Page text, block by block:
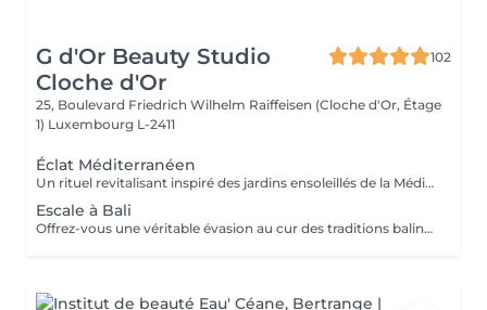
G d'Or Beauty Studio
Cloche d'Or
102
25, Boulevard Friedrich Wilhelm Raiffeisen (Cloche d'Or, Étage
1) Luxembourg L-2411
Éclat Méditerranéen
Un rituel revitalisant inspiré des jardins ensoleillés de la Méditerranée. L'exfoliation au sucre élimine les cellules mortes et révèle une peau douce et lumineuse, tandis qu'un massage relaxant aux notes d'orange douce, de mandarine et de fleur d'oranger procure une profonde sensation de bien-être. Une véritable parenthèse de fraîcheur qui réveille le corps et les sens.
Escale à Bali
Offrez-vous une véritable évasion au cur des traditions balinaises. Ce rituel associe une exfoliation douce à un massage relaxant aux senteurs de coco, de fleur de tiaré et de vanille. La peau est intensément nourrie, satinée et délicatement parfumée, tandis que le corps retrouve calme et sérénité.